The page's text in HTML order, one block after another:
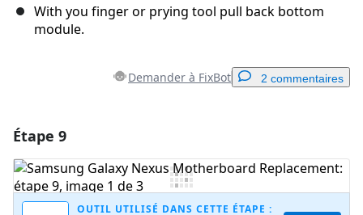
With you finger or prying tool pull back bottom
module.
Demander à FixBot 2 commentaires
Ajouter un commentaire
Étape 9
OUTIL UTILISÉ DANS CETTE ÉTAPE :